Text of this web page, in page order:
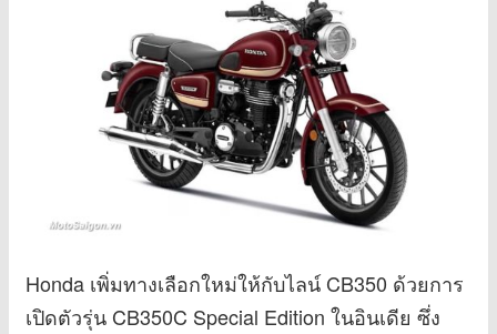
Honda เพิ่มทางเลือกใหม่ให้กับไลน์ CB350 ด้วยการ
เปิดตัวรุ่น CB350C Special Edition ในอินเดีย ซึ่ง